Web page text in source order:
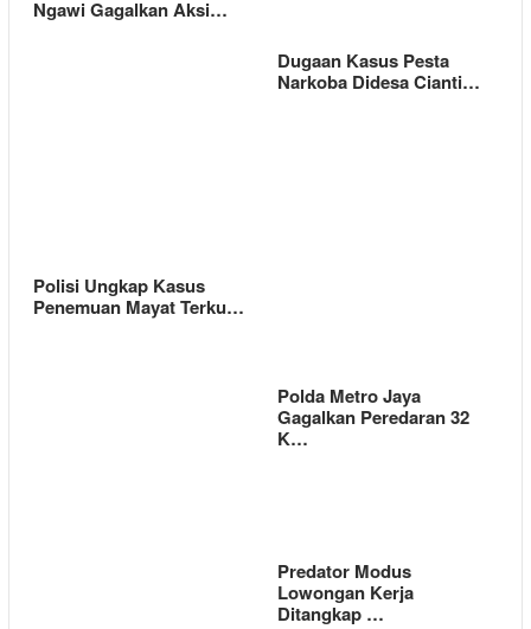
Ngawi Gagalkan Aksi…
Dugaan Kasus Pesta
Narkoba Didesa Cianti…
Polisi Ungkap Kasus
Penemuan Mayat Terku…
Polda Metro Jaya
Gagalkan Peredaran 32
K…
Predator Modus
Lowongan Kerja
Ditangkap …